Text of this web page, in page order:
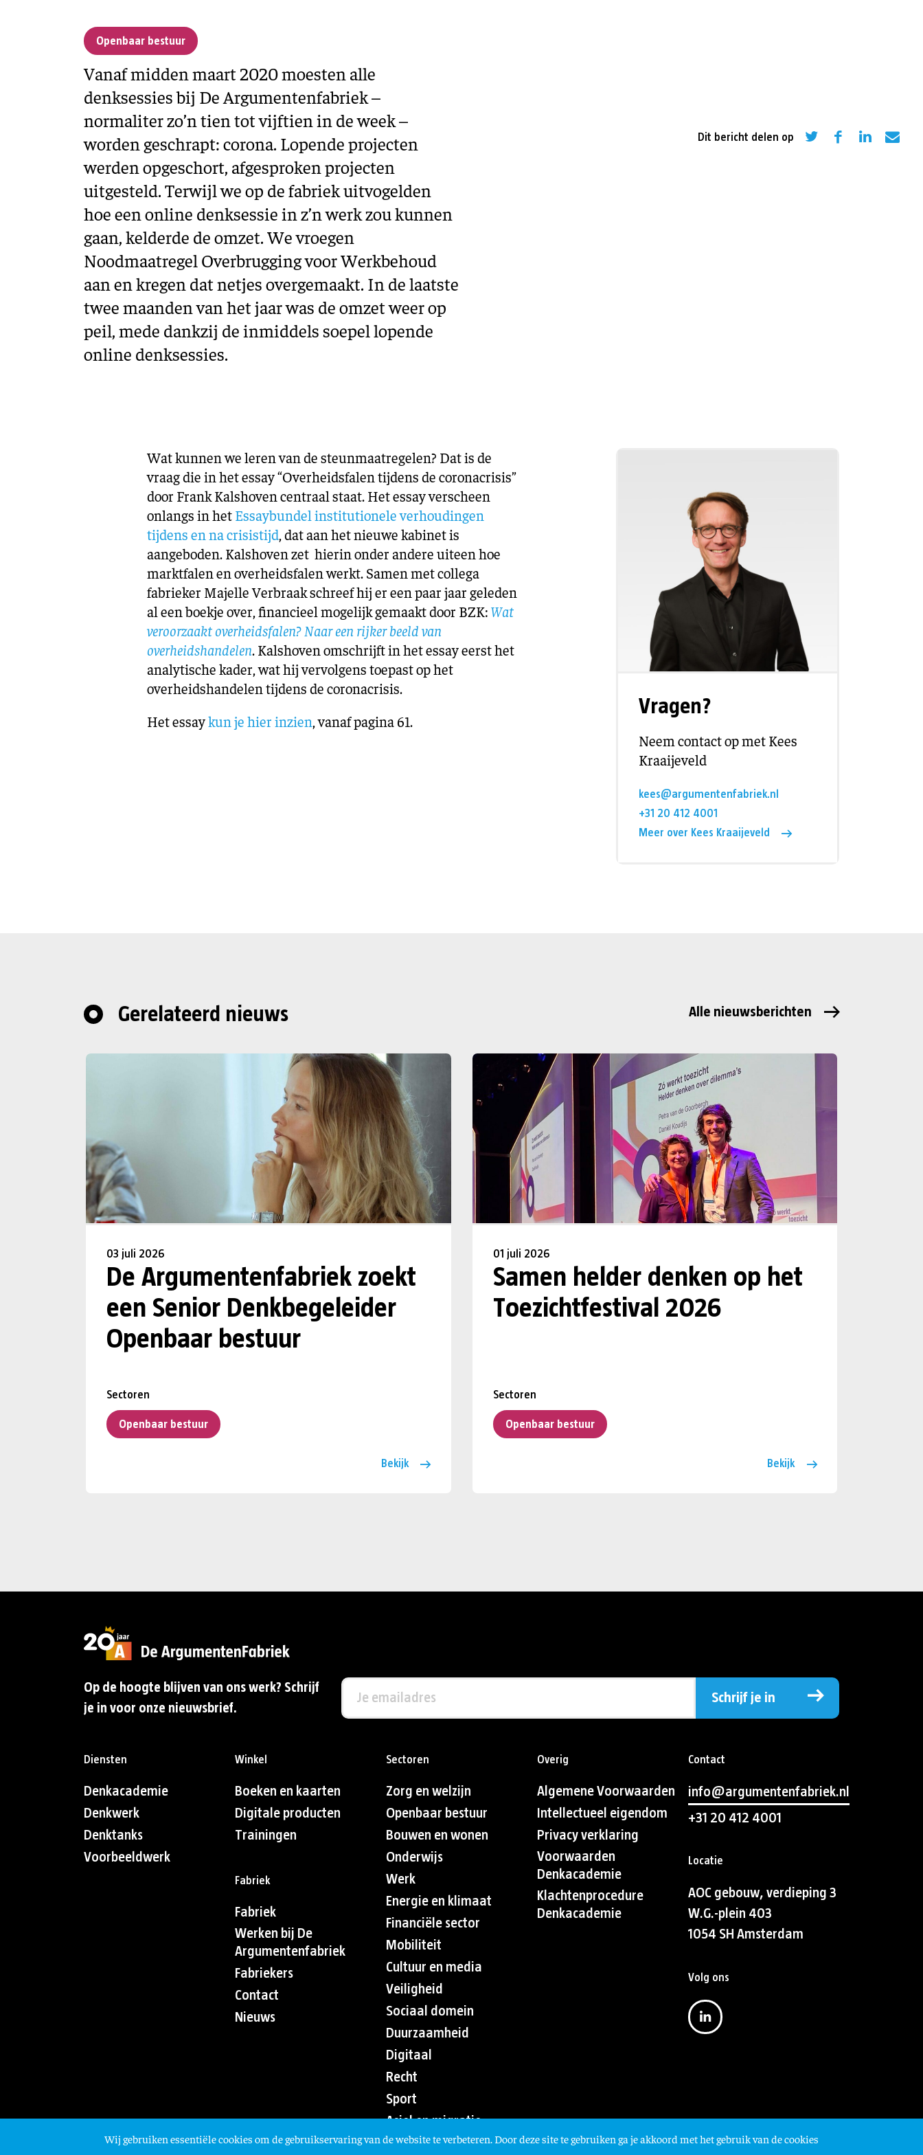
Dit bericht delen op
Openbaar bestuur
Vanaf midden maart 2020 moesten alle
denksessies bij De Argumentenfabriek –
normaliter zo’n tien tot vijftien in de week –
worden geschrapt: corona. Lopende projecten
werden opgeschort, afgesproken projecten
uitgesteld. Terwijl we op de fabriek uitvogelden
hoe een online denksessie in z’n werk zou kunnen
gaan, kelderde de omzet. We vroegen
Noodmaatregel Overbrugging voor Werkbehoud
aan en kregen dat netjes overgemaakt. In de laatste
twee maanden van het jaar was de omzet weer op
peil, mede dankzij de inmiddels soepel lopende
online denksessies.
Wat kunnen we leren van de steunmaatregelen? Dat is de
vraag die in het essay “Overheidsfalen tijdens de coronacrisis”
door Frank Kalshoven centraal staat. Het essay verscheen
onlangs in hetEssaybundel institutionele verhoudingen
tijdens en na crisistijd, dat aan het nieuwe kabinet is
aangeboden. Kalshoven zet hierin onder andere uiteen hoe
marktfalen en overheidsfalen werkt. Samen met collega
fabrieker Majelle Verbraak schreef hij er een paar jaar geleden
al een boekje over, financieel mogelijk gemaakt door BZK:Wat
veroorzaakt overheidsfalen? Naar een rijker beeld van
overheidshandelen. Kalshoven omschrijft in het essay eerst het
analytische kader, wat hij vervolgens toepast op het
overheidshandelen tijdens de coronacrisis.
Het essaykun je hier inzien, vanaf pagina 61.
Vragen?
Neem contact op met Kees
Kraaijeveld
kees@argumentenfabriek.nl
+31 20 412 4001
Meer over Kees Kraaijeveld
Gerelateerd nieuws Alle nieuwsberichten
03 juli 2026
De Argumentenfabriek zoekt
een Senior Denkbegeleider
Openbaar bestuur
Sectoren
Openbaar bestuur
Bekijk
01 juli 2026
Samen helder denken op het
Toezichtfestival 2026
Sectoren
Openbaar bestuur
Bekijk
Op de hoogte blijven van ons werk? Schrijf
je in voor onze nieuwsbrief.
Schrijf je in
Diensten
Denkacademie
Denkwerk
Denktanks
Voorbeeldwerk
Winkel
Boeken en kaarten
Digitale producten
Trainingen
Fabriek
Fabriek
Werken bij De
Argumentenfabriek
Fabriekers
Contact
Nieuws
Sectoren
Zorg en welzijn
Openbaar bestuur
Bouwen en wonen
Onderwijs
Werk
Energie en klimaat
Financiële sector
Mobiliteit
Cultuur en media
Veiligheid
Sociaal domein
Duurzaamheid
Digitaal
Recht
Sport
Asiel en migratie
Overig
Algemene Voorwaarden
Intellectueel eigendom
Privacy verklaring
Voorwaarden
Denkacademie
Klachtenprocedure
Denkacademie
Contact
info@argumentenfabriek.nl
+31 20 412 4001
Locatie
AOC gebouw, verdieping 3
W.G.-plein 403
1054 SH Amsterdam
Volg ons
Wij gebruiken essentiële cookies om de gebruikservaring van de website te verbeteren. Door deze site te gebruiken ga je akkoord met het gebruik van de cookies